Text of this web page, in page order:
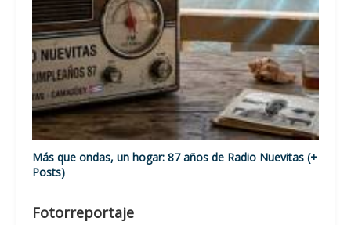
Más que ondas, un hogar: 87 años de Radio Nuevitas (+
Posts)
Fotorreportaje